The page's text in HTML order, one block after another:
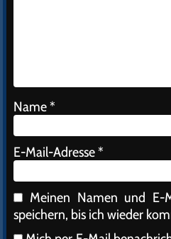
Name*
E-Mail-Adresse*
Meinen Namen und E-
speichern, bis ich wieder